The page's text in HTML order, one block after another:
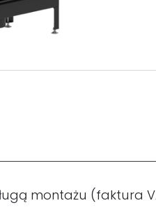
montażu (faktura